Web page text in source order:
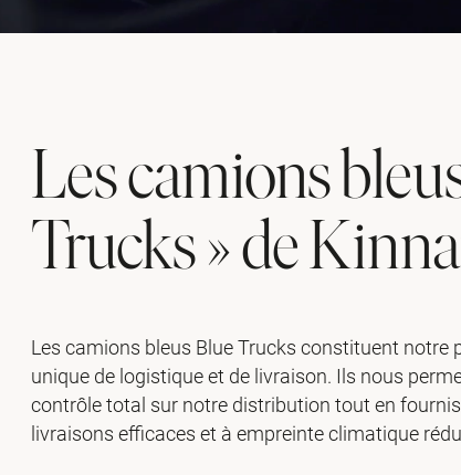
Les camions
Trucks » de
Les camions bleus Blue Trucks constituent notre
unique de logistique et de livraison. Ils nous
contrôle total sur notre distribution tout en
livraisons efficaces et à empreinte climatique